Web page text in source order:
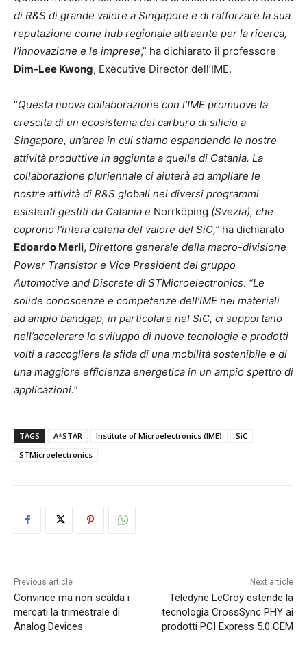
di R&S di grande valore a Singapore e di rafforzare la sua
reputazione come hub regionale attraente per la ricerca,
l’innovazione e le imprese,” ha dichiarato il professore
Dim-Lee Kwong, Executive Director dell’IME.
“Questa nuova collaborazione con l’IME promuove la
crescita di un ecosistema del carburo di silicio a
Singapore, un’area in cui stiamo espandendo le nostre
attività produttive in aggiunta a quelle di Catania. La
collaborazione pluriennale ci aiuterà ad ampliare le
nostre attività di R&S globali nei diversi programmi
esistenti gestiti da Catania e Norrköping (Svezia), che
coprono l’intera catena del valore del SiC,” ha dichiarato
Edoardo Merli, Direttore generale della macro-divisione
Power Transistor e Vice President del gruppo
Automotive and Discrete di STMicroelectronics. “Le
solide conoscenze e competenze dell’IME nei materiali
ad ampio bandgap, in particolare nel SiC, ci supportano
nell’accelerare lo sviluppo di nuove tecnologie e prodotti
volti a raccogliere la sfida di una mobilità sostenibile e di
una maggiore efficienza energetica in un ampio spettro di
applicazioni.”
TAGS A*STAR Institute of Microelectronics (IME)
SiC
STMicroelectronics
Previous article
Convince ma non scalda i
mercati la trimestrale di
Analog Devices
Next article
Teledyne LeCroy estende la
tecnologia CrossSync PHY ai
prodotti PCI Express 5.0 CEM